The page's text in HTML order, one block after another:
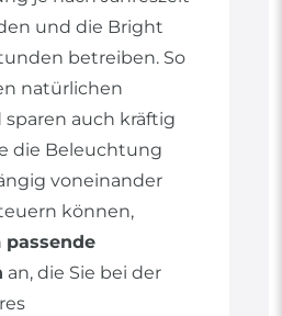
und die Bright
betreiben. So
natürlichen
sparen auch kräftig
die Beleuchtung
voneinander
können,
passende
an, die Sie bei der